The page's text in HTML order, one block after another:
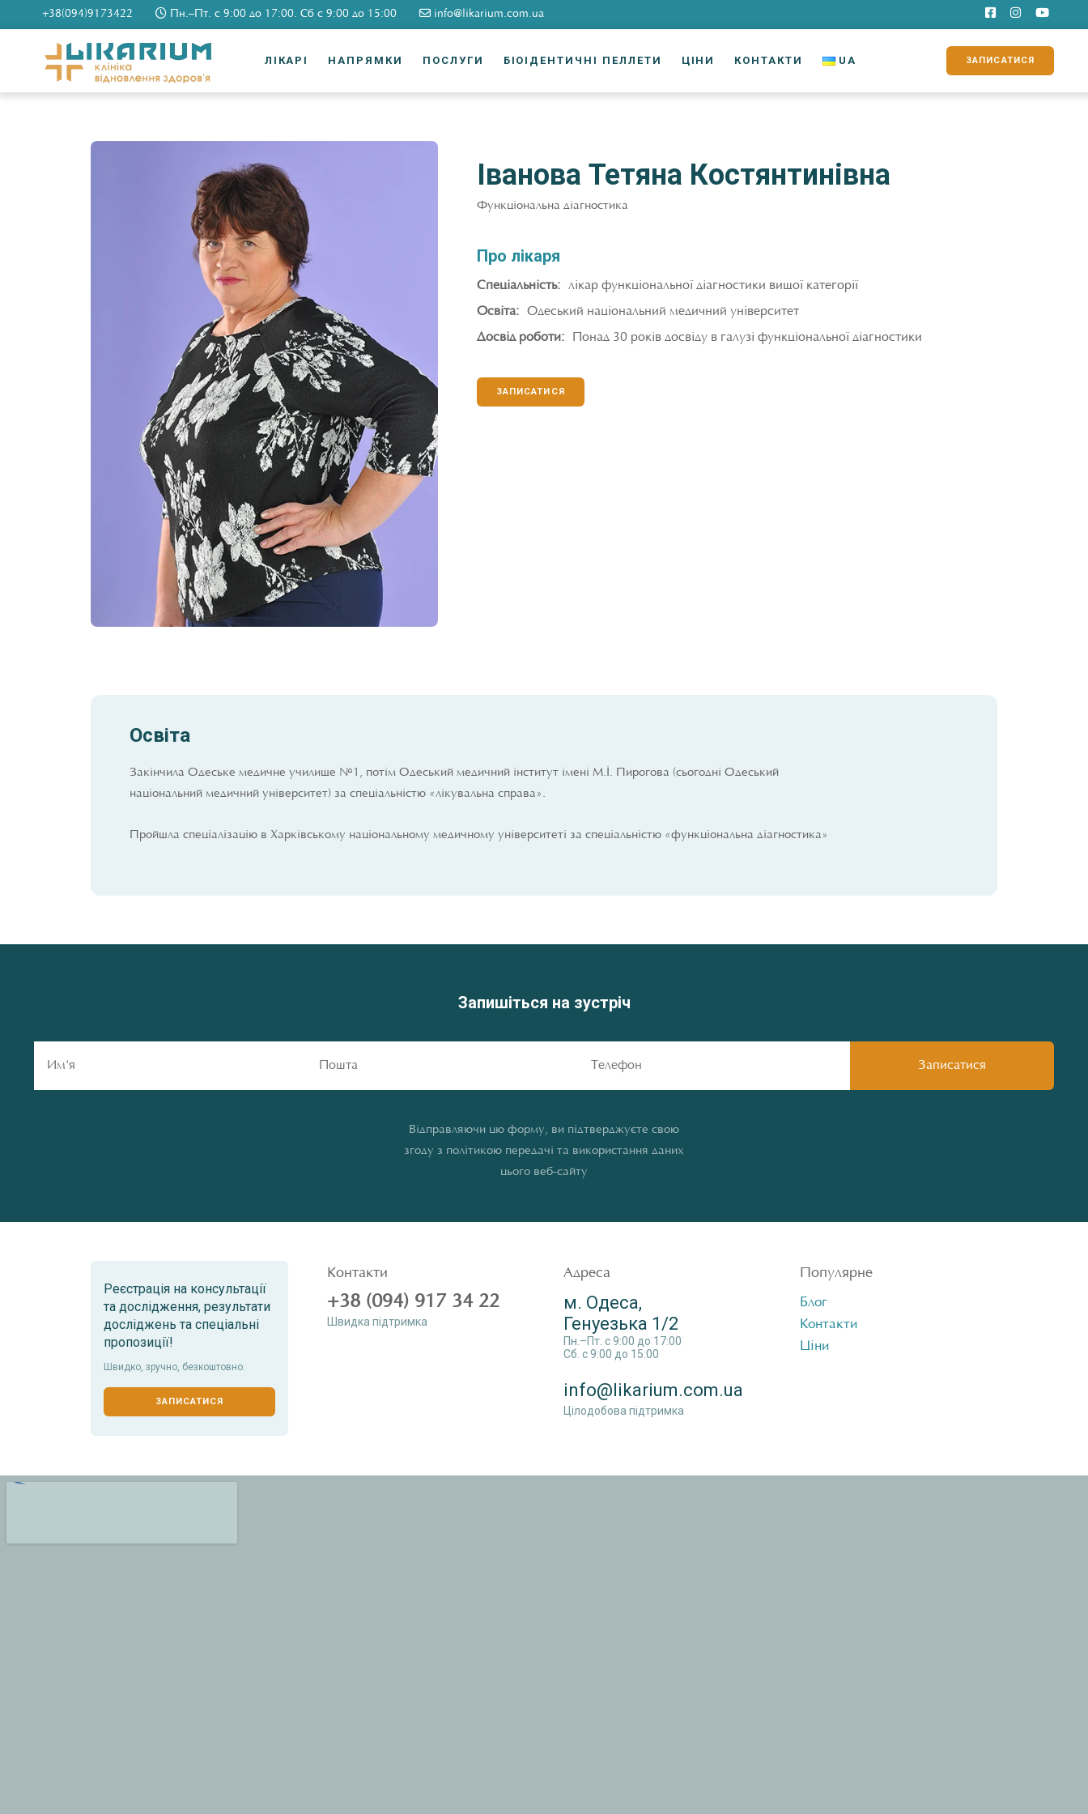
+38(094)9173422 Пн.–Пт. c 9:00 до 17:00. Сб c 9:00 до 15:00 info@likarium.com.ua
ЛІКАРІ НАПРЯМКИ ПОСЛУГИ БІОІДЕНТИЧНІ ПЕЛЛЕТИ ЦІНИ КОНТАКТИ UA ЗАПИСАТИСЯ
Іванова Тетяна Костянтинівна
Функціональна діагностика
Про лікаря
Спеціальність:
лікар функціональної діагностики вищої категорії
Освіта:
Одеський національний медичний університет
Досвід роботи:
Понад 30 років досвіду в галузі функціональної діагностики
ЗАПИСАТИСЯ
Освіта
Закінчила Одеське медичне училище №1, потім Одеський медичний інститут імені М.І. Пирогова (сьогодні Одеський
національний медичний університет) за спеціальністю «лікувальна справа».
Пройшла спеціалізацію в Харківському національному медичному університеті за спеціальністю «функціональна діагностика»
Запишіться на зустріч
Відправляючи цю форму, ви підтверджуєте свою
згоду з політикою передачі та використання даних
цього веб-сайту
Реєстрація на консультації
та дослідження, результати
досліджень та спеціальні
пропозиції!
Швидко, зручно, безкоштовно.
ЗАПИСАТИСЯ
Контакти
+38 (094) 917 34 22
Швидка пiдтримка
Адреса
м. Одеса,
Генуезька 1/2
Пн.–Пт. c 9:00 до 17:00
Сб. c 9:00 до 15:00
info@likarium.com.ua
Цілодобова підтримка
Популярне
Блог
Контакти
Ціни